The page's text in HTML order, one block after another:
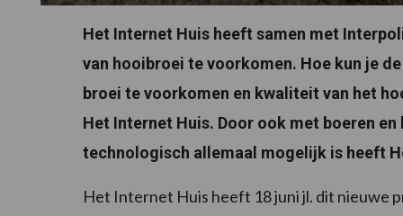
Het Internet Huis heeft samen met
van hooibroei te voorkomen. Hoe kun je
broei te voorkomen en kwaliteit van het
Het Internet Huis. Door ook met boeren
technologisch allemaal mogelijk is heeft
Het Internet Huis heeft 18 juni jl. dit nieuwe